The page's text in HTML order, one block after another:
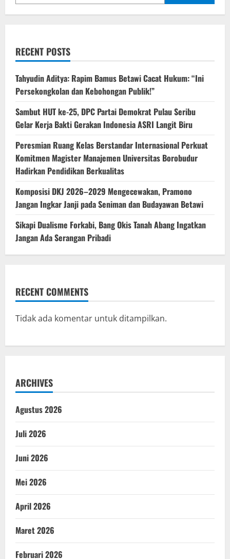
RECENT POSTS
‎Tahyudin Aditya: Rapim Bamus Betawi Cacat Hukum: “Ini
Persekongkolan dan Kebohongan Publik!”
‎Sambut HUT ke-25, DPC Partai Demokrat Pulau Seribu
Gelar Kerja Bakti Gerakan Indonesia ASRI Langit Biru
Peresmian Ruang Kelas Berstandar Internasional Perkuat
Komitmen Magister Manajemen Universitas Borobudur
Hadirkan Pendidikan Berkualitas
Komposisi DKJ 2026–2029 Mengecewakan, Pramono
Jangan Ingkar Janji pada Seniman dan Budayawan Betawi
Sikapi Dualisme Forkabi, Bang Okis Tanah Abang Ingatkan
Jangan Ada Serangan Pribadi
RECENT COMMENTS
Tidak ada komentar untuk ditampilkan.
ARCHIVES
Agustus 2026
Juli 2026
Juni 2026
Mei 2026
April 2026
Maret 2026
Februari 2026